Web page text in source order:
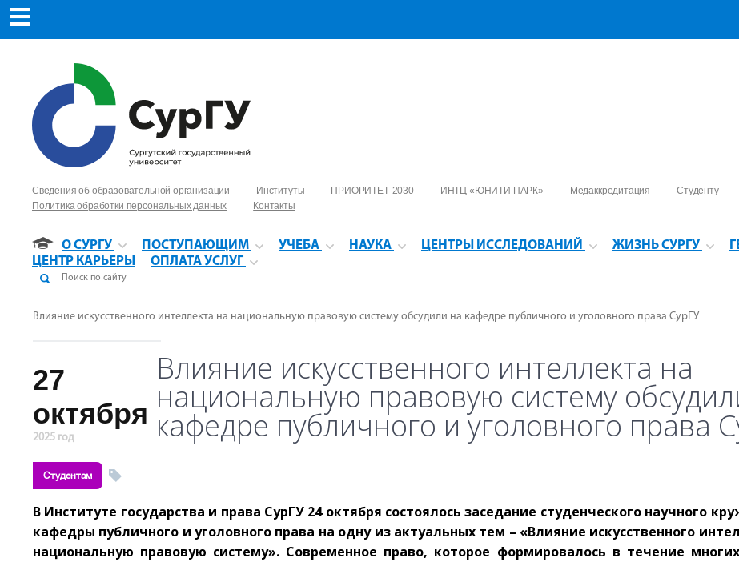
Сведения об образовательной организации Институты ПРИОРИТЕТ-2030 ИНТЦ «ЮНИТИ ПАРК» Медаккредитация Студенту
Политика обработки персональных данных
Контакты
О СУРГУ ПОСТУПАЮЩИМ УЧЕБА НАУКА ЦЕНТРЫ ИССЛЕДОВАНИЙ ЖИЗНЬ СУРГУ
ЦЕНТР КАРЬЕРЫ
ОПЛАТА УСЛУГ
Влияние искусственного интеллекта на национальную правовую систему обсудили на кафедре публичного и уголовного права СурГУ
27
октября
2025 год
Влияние искусственного интеллекта на
национальную правовую систему
кафедре публичного и уголовного права
Студентам
В Институте государства и права СурГУ 24 октября состоялось заседание студенческого научного
кафедры публичного и уголовного права на одну из актуальных тем – «Влияние искусственного
национальную правовую систему». Современное право, которое формировалось в течение